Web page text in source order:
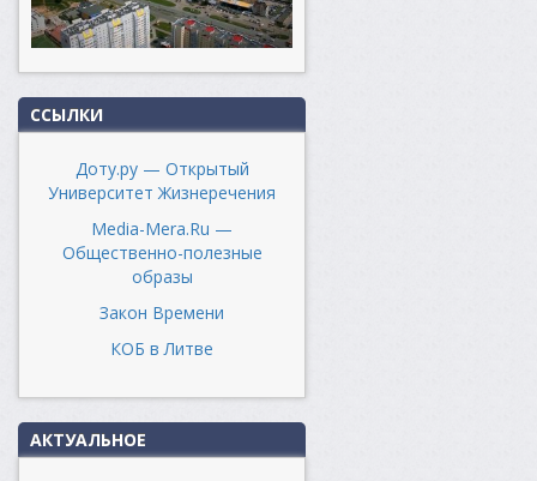
ССЫЛКИ
Доту.ру — Открытый
Университет Жизнеречения
Media-Mera.Ru —
Общественно-полезные
образы
Закон Времени
КОБ в Литве
АКТУАЛЬНОЕ